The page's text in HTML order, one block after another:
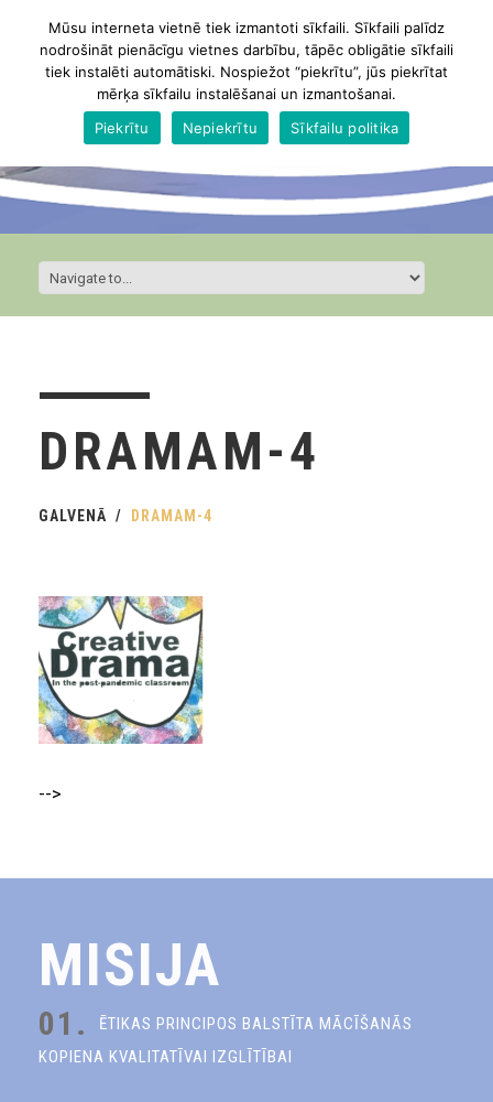
DRAMAM-4
GALVENĀ DRAMAM-4
-->
MISIJA
01.
ĒTIKAS PRINCIPOS BALSTĪTA MĀCĪŠANĀS
KOPIENA KVALITATĪVAI IZGLĪTĪBAI
Mūsu interneta vietnē tiek izmantoti sīkfaili. Sīkfaili palīdz
nodrošināt pienācīgu vietnes darbību, tāpēc obligātie sīkfaili
tiek instalēti automātiski. Nospiežot “piekrītu”, jūs piekrītat
mērķa sīkfailu instalēšanai un izmantošanai.
Piekrītu
Nepiekrītu Sīkfailu politika